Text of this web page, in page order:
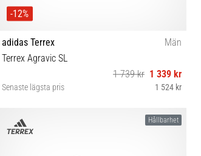
-12%
adidas Terrex
Män
Terrex Agravic SL
1 739 kr 1 339 kr
Senaste lägsta pris 1 524 kr
40⅔ 42 42⅔ 43⅓ 44 44⅔ 45⅓ 46 46⅔ 47⅓
Hållbarhet